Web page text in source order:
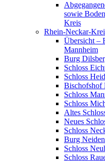
sowie
Kreis
Rhein-Neckar-
Übersicht –
Mannheim
Burg
Schloss
Schloss
Bischofshof
Schloss
Schloss
Altes
Neues
Schloss
Burg
Schloss
Schloss